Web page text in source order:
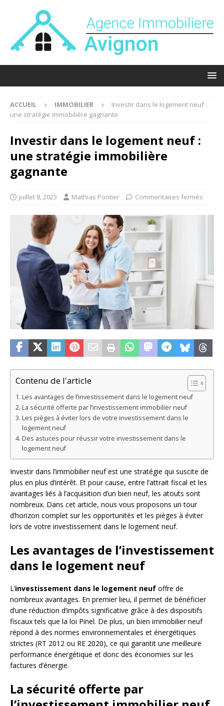
ACCUEIL IMMOBILIER
Investir dans le logement neuf :
une stratégie immobilière gagnante
Investir dans le logement neuf :
une stratégie immobilière
gagnante
juillet 8, 2023 Mathias Pontier Commentaires fermés
Contenu de l'article
Les avantages de l’investissement dans le logement neuf
La sécurité offerte par l’investissement immobilier neuf
Les pièges à éviter lors de votre investissement dans le
logement neuf
Des astuces pour réussir votre investissement dans le
logement neuf
Investir dans l’immobilier neuf est une stratégie qui suscite de
plus en plus d’intérêt. Et pour cause, entre l’attrait fiscal et les
avantages liés à l’acquisition d’un bien neuf, les atouts sont
nombreux. Dans cet article, nous vous proposons un tour
d’horizon complet sur les opportunités et les pièges à éviter
lors de votre investissement dans le logement neuf.
Les avantages de l’investissement
dans le logement neuf
L’investissement dans le logement neuf offre de
nombreux avantages. En premier lieu, il permet de bénéficier
d’une réduction d’impôts significative grâce à des dispositifs
fiscaux tels que la loi Pinel. De plus, un bien immobilier neuf
répond à des normes environnementales et énergétiques
strictes (RT 2012 ou RE 2020), ce qui garantit une meilleure
performance énergétique et donc des économies sur les
factures d’énergie.
La sécurité offerte par